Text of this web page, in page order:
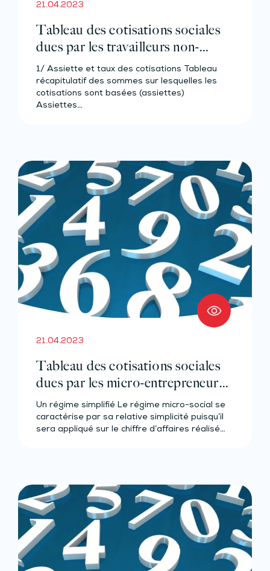
21.04.2023
Tableau des cotisations sociales
dues par les travailleurs non-
salariés agricoles – Année 2023
1/ Assiette et taux des cotisations Tableau
récapitulatif des sommes sur lesquelles les
cotisations sont basées (assiettes)
Assiettes…
21.04.2023
Tableau des cotisations sociales
dues par les micro-entrepreneurs –
Année 2023
Un régime simplifié Le régime micro-social se
caractérise par sa relative simplicité puisqu’il
sera appliqué sur le chiffre d’affaires réalisé…